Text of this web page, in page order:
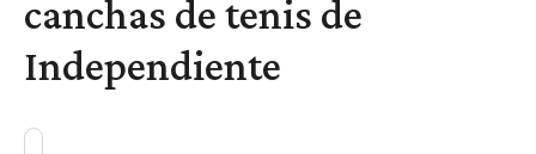
canchas de tenis de
Independiente